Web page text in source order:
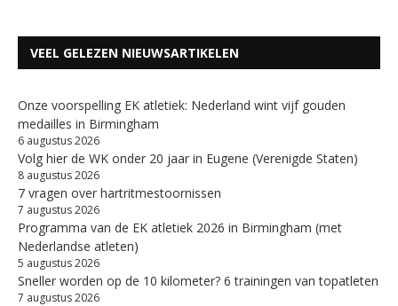
VEEL GELEZEN NIEUWSARTIKELEN
Onze voorspelling EK atletiek: Nederland wint vijf gouden
medailles in Birmingham
6 augustus 2026
Volg hier de WK onder 20 jaar in Eugene (Verenigde Staten)
8 augustus 2026
7 vragen over hartritmestoornissen
7 augustus 2026
Programma van de EK atletiek 2026 in Birmingham (met
Nederlandse atleten)
5 augustus 2026
Sneller worden op de 10 kilometer? 6 trainingen van topatleten
7 augustus 2026